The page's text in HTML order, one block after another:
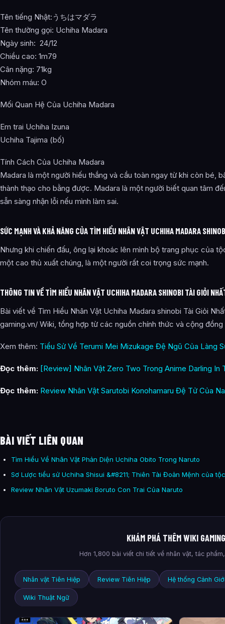
Tên tiếng Nhật:うちはマダラ
Tên thường gọi: Uchiha Madara
Ngày sinh: 24/12
Chiều cao: 1m79
Cân nặng: 71kg
Nhóm máu: O
Mối Quan Hệ Của Uchiha Madara
Em trai Uchiha Izuna
Uchiha Tajima (bố)
Tính Cách Của Uchiha Madara
Madara là một người hiếu thắng và cầu toàn ngay từ khi còn bé,
thành thạo cho bằng được. Madara là một người biết quan tâm
sẵn sàng nhận lỗi nếu mình làm sai.
SỨC MẠNH VÀ KHẢ NĂNG CỦA TÌM HIỂU NHÂN VẬT UCHIHA MADARA
Nhưng khi chiến đấu, ông lại khoác lên mình bộ trang phục của
một cao thủ xuất chúng, là một người rất coi trọng sức mạnh.
THÔNG TIN VỀ TÌM HIỂU NHÂN VẬT UCHIHA MADARA SHINOBI TÀI GIỎI
Bài viết về Tìm Hiểu Nhân Vật Uchiha Madara shinobi Tài Giỏi
gaming.vn/ Wiki, tổng hợp từ các nguồn chính thức và cộng đồng
Xem thêm: Tiểu Sử Về Terumi Mei Mizukage Đệ Ngũ Của Làng
Đọc thêm: [Review] Nhân Vật Zero Two Trong Anime Darling In
Đọc thêm: Review Nhân Vật Sarutobi Konohamaru Đệ Tử Của
BÀI VIẾT LIÊN QUAN
Tìm Hiểu Về Nhân Vật Phản Diện Uchiha Obito Trong Naruto
Sơ Lược tiểu sử Uchiha Shisui &#8211; Thiên Tài Đoản Mệnh của
Review Nhân Vật Uzumaki Boruto Con Trai Của Naruto
KHÁM PHÁ THÊM WIKI GAMING
Hơn 1,800 bài viết chi tiết về nhân vật, tác
Nhân vật Tiên Hiệp Review Tiên Hiệp Hệ thống Cảnh
Wiki Thuật Ngữ